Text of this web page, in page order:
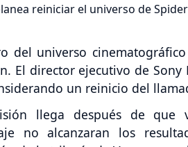
reiniciar el universo de
del universo
El director ejecutivo de
un reinicio del
llega después de que
no alcanzaran los